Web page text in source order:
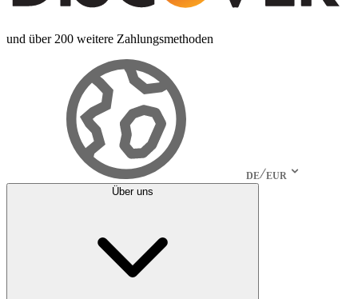
und über 200 weitere Zahlungsmethoden
DE EUR
Über uns